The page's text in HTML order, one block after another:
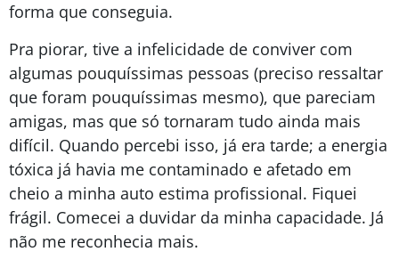
forma que conseguia.
Pra piorar, tive a infelicidade de conviver com
algumas pouquíssimas pessoas (preciso ressaltar
que foram pouquíssimas mesmo), que pareciam
amigas, mas que só tornaram tudo ainda mais
difícil. Quando percebi isso, já era tarde; a energia
tóxica já havia me contaminado e afetado em
cheio a minha auto estima profissional. Fiquei
frágil. Comecei a duvidar da minha capacidade. Já
não me reconhecia mais.